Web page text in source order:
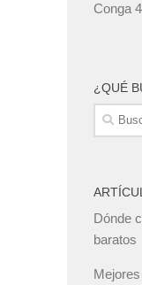
Conga
¿QUÉ
Buscar:
Dónde
baratos